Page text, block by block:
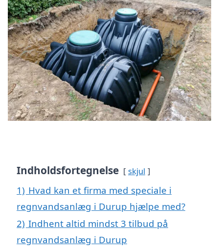
Indholdsfortegnelse skjul
1) Hvad kan et firma med speciale i
regnvandsanlæg i Durup hjælpe med?
2) Indhent altid mindst 3 tilbud på
regnvandsanlæg i Durup